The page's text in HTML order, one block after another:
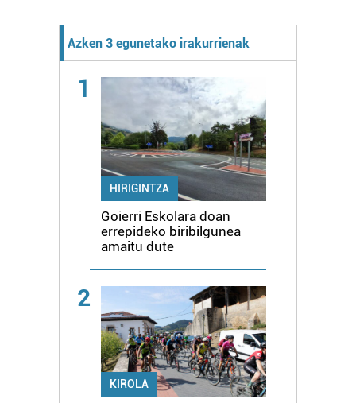
Azken 3 egunetako irakurrienak
1
HIRIGINTZA
Goierri Eskolara doan
errepideko biribilgunea
amaitu dute
2
KIROLA